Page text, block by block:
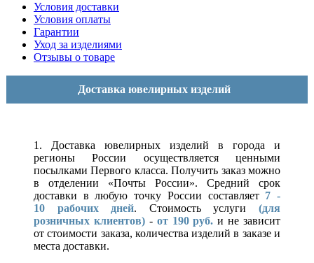
Условия доставки
Условия оплаты
Гарантии
Уход за изделиями
Отзывы о товаре
Доставка ювелирных изделий
1. Доставка ювелирных изделий в города и
регионы России осуществляется ценными
посылками Первого класса. Получить заказ можно
в отделении «Почты России». Средний срок
доставки в любую точку России составляет 7 -
10 рабочих дней. Стоимость услуги(для
розничных клиентов)- от 190 руб. и не зависит
от стоимости заказа, количества изделий в заказе и
места доставки.